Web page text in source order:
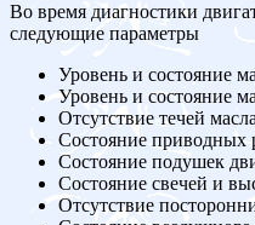
Во время диагностики
следующие параметры
Уровень и состояние
Уровень и состояние
Отсутствие течей
Состояние приводных
Состояние подушек
Состояние свечей и
Отсутствие